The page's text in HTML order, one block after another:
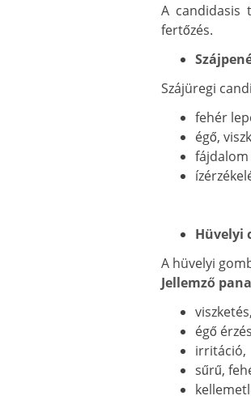
A candidasis
fertőzés.
Szájüregi
fehér
égő,
Hüvelyi
A hüvelyi
Jellemző
viszketés,
égő
irritáció,
sűrű,